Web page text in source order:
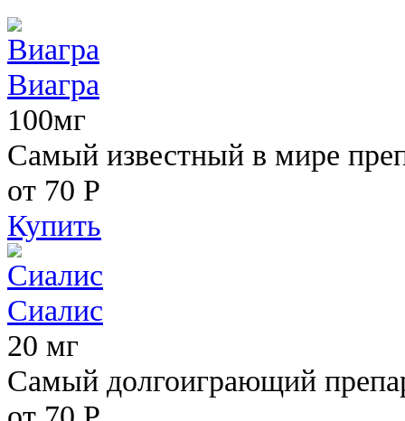
Виагра
100мг
Самый известный в мире
от 70 Р
Купить
Сиалис
20 мг
Самый долгоиграющий